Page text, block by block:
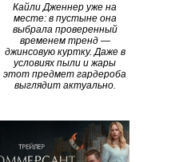
Кайли Дженнер уже на
месте: в пустыне она
выбрала проверенный
временем тренд —
джинсовую куртку. Даже в
условиях пыли и жары
этот предмет гардероба
выглядит актуально.